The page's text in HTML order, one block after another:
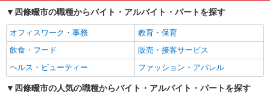
女性活躍中
主婦・主夫歓迎
フリーター歓迎
学歴不問
ブランクOK
ミドル（40代～）活躍中
エルダー（50代～）活躍中
シニア（60代～）活躍中
高収入・高額
ボーナス・賞与あり
四條畷市の職種からバイト・アルバイト・パートを探す
オフィスワーク・事務
教育・保育
飲食・フード
販売・接客サービス
ヘルス・ビューティー
ファッション・アパレル
四條畷市の人気の職種からバイト・アルバイト・パートを探す